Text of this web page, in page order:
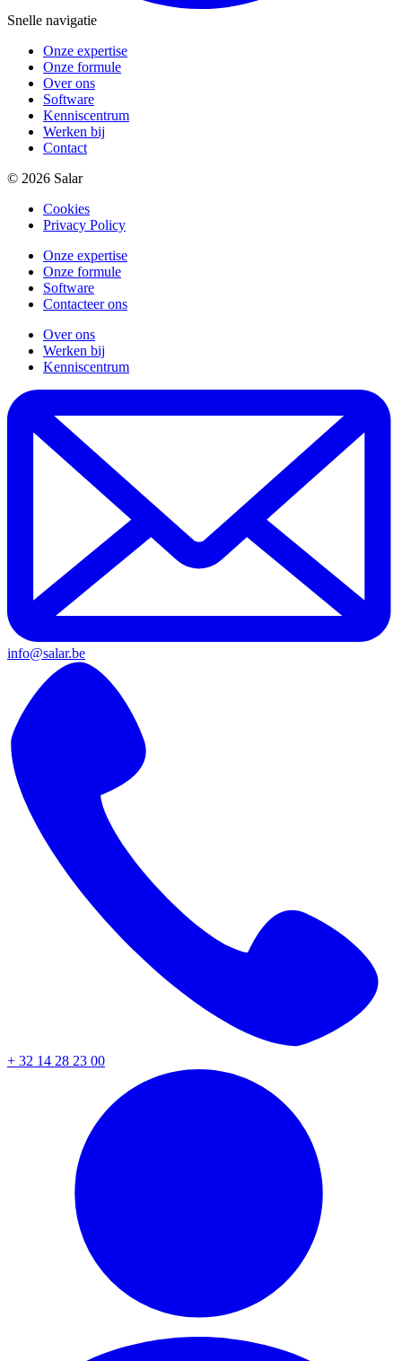
Snelle navigatie
Onze expertise
Onze formule
Over ons
Software
Kenniscentrum
Werken bij
Contact
© 2026 Salar
Cookies
Privacy Policy
Onze expertise
Onze formule
Software
Contacteer ons
Over ons
Werken bij
Kenniscentrum
info@salar.be
+ 32 14 28 23 00